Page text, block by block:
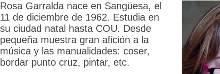
Rosa Garralda nace en Sangüesa, el
11 de diciembre de 1962. Estudia en
su ciudad natal hasta COU. Desde
pequeña muestra gran afición a la
música y las manualidades: coser,
bordar punto cruz, pintar, etc.